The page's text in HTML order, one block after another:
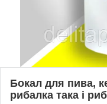
Бокал для пива,
рибалка така і